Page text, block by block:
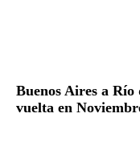
Buenos Aires a Río
vuelta en